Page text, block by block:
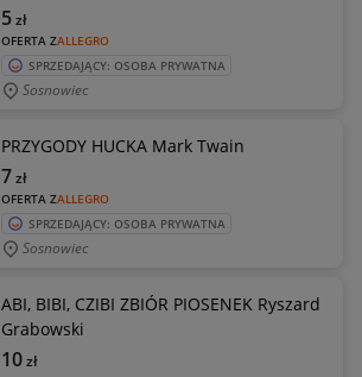
OFERTA ZALLEGRO
5zł
SPRZEDAJĄCY: OSOBA PRYWATNA
Sosnowiec
PRZYGODY HUCKA Mark Twain
OFERTA ZALLEGRO
7zł
SPRZEDAJĄCY: OSOBA PRYWATNA
Sosnowiec
ABI, BIBI, CZIBI ZBIÓR PIOSENEK Ryszard
Grabowski
10zł